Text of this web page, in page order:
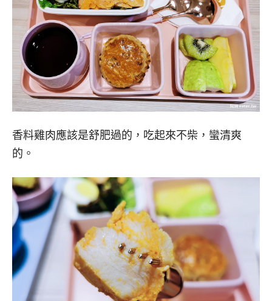
香料雞肉應該是舒肥過的，吃起來不柴，蠻清爽
的。